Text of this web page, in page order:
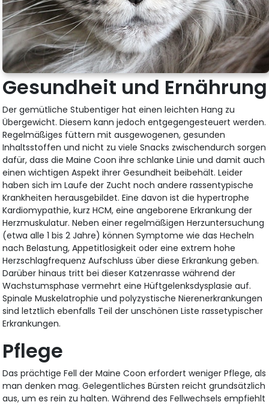
Gesundheit und Ernährung
Der gemütliche Stubentiger hat einen leichten Hang zu
Übergewicht. Diesem kann jedoch entgegengesteuert werden.
Regelmäßiges füttern mit ausgewogenen, gesunden
Inhaltsstoffen und nicht zu viele Snacks zwischendurch sorgen
dafür, dass die Maine Coon ihre schlanke Linie und damit auch
einen wichtigen Aspekt ihrer Gesundheit beibehält. Leider
haben sich im Laufe der Zucht noch andere rassentypische
Krankheiten herausgebildet. Eine davon ist die hypertrophe
Kardiomypathie, kurz HCM, eine angeborene Erkrankung der
Herzmuskulatur. Neben einer regelmäßigen Herzuntersuchung
(etwa alle 1 bis 2 Jahre) können Symptome wie das Hecheln
nach Belastung, Appetitlosigkeit oder eine extrem hohe
Herzschlagfrequenz Aufschluss über diese Erkrankung geben.
Darüber hinaus tritt bei dieser Katzenrasse während der
Wachstumsphase vermehrt eine Hüftgelenksdysplasie auf.
Spinale Muskelatrophie und polyzystische Nierenerkrankungen
sind letztlich ebenfalls Teil der unschönen Liste rassetypischer
Erkrankungen.
Pflege
Das prächtige Fell der Maine Coon erfordert weniger Pflege, als
man denken mag. Gelegentliches Bürsten reicht grundsätzlich
aus, um es rein zu halten. Während des Fellwechsels empfiehlt